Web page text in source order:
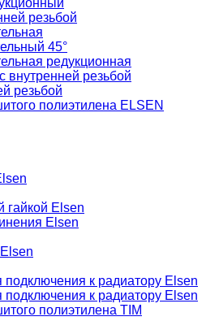
резьбой
45°
редукционная
внутренней резьбой
резьбой
полиэтилена ELSEN
гайкой Elsen
Elsen
к радиатору Elsen
к радиатору Elsen
полиэтилена TIM